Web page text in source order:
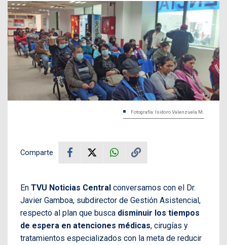
Fotografía: Isidoro Valenzuela M.
Comparte
En TVU Noticias Central conversamos con el Dr.
Javier Gamboa, subdirector de Gestión Asistencial,
respecto al plan que busca disminuir los tiempos
de espera en atenciones médicas, cirugías y
tratamientos especializados con la meta de reducir